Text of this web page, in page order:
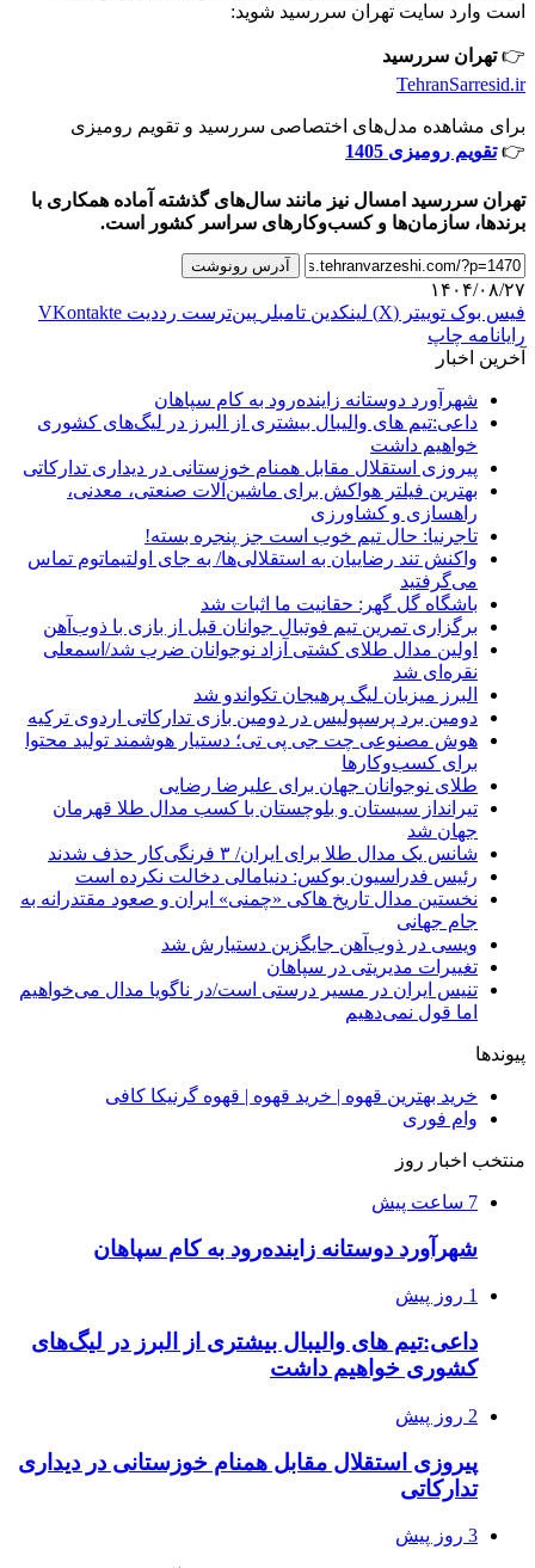
است وارد سایت تهران سررسید شوید:
👉تهران سررسید
TehranSarresid.ir
برای مشاهده مدل‌های اختصاصی سررسید و تقویم رومیزی
👉تقویم رومیزی 1405
تهران سررسید امسال نیز مانند سال‌های گذشته آماده همکاری با
برندها، سازمان‌ها و کسب‌وکارهای سراسر کشور است.
آدرس رونوشت
۱۴۰۴/۰۸/۲۷
فیس بوک توییتر (X) لینکدین ‫تامبلر ‫پین‌ترست ‫رددیت ‫VKontakte
رایانامه چاپ
آخرین اخبار
شهرآورد دوستانه زاینده‌رود به کام سپاهان
داعی:تیم های والیبال بیشتری از البرز در لیگ‌های کشوری
خواهیم داشت
پیروزی استقلال مقابل همنام خوزستانی در دیداری تدارکاتی
بهترین فیلتر هواکش برای ماشین‌آلات صنعتی، معدنی،
راهسازی و کشاورزی
تاجرنیا: حال تیم خوب است جز پنجره بسته!
واکنش تند رضاییان به استقلالی‌ها/ به جای اولتیماتوم تماس
می‌گرفتید
باشگاه گل گهر: حقانیت ما اثبات شد
برگزاری تمرین تیم فوتبال جوانان قبل از بازی با ذوب‌آهن
اولین مدال طلای کشتی آزاد نوجوانان ضرب شد/اسمعلی
نقره‌ای شد
البرز میزبان لیگ پرهیجان تکواندو شد
دومین برد پرسپولیس در دومین بازی تدارکاتی اردوی ترکیه
هوش مصنوعی چت جی پی تی؛ دستیار هوشمند تولید محتوا
برای کسب‌وکارها
طلای نوجوانان جهان برای علیرضا رضایی
تیرانداز سیستان و بلوچستان با کسب مدال طلا قهرمان
جهان شد
شانس یک مدال طلا برای ایران/ ۳ فرنگی‌کار حذف شدند
رئیس فدراسیون بوکس: دنیامالی دخالت نکرده است
نخستین مدال تاریخ هاکی «چمنی» ایران و صعود مقتدرانه به
جام جهانی
ویسی در ذوب‌آهن جایگزین دستیارش شد
تغییرات مدیریتی در سپاهان
تنیس ایران در مسیر درستی است/در ناگویا مدال می‌خواهیم
اما قول نمی‌دهیم
پیوندها
خرید بهترین قهوه | خرید قهوه | قهوه گرنیکا کافی
وام فوری
منتخب اخبار روز
7 ساعت پیش
شهرآورد دوستانه زاینده‌رود به کام سپاهان
1 روز پیش
داعی:تیم های والیبال بیشتری از البرز در لیگ‌های
کشوری خواهیم داشت
2 روز پیش
پیروزی استقلال مقابل همنام خوزستانی در دیداری
تدارکاتی
3 روز پیش